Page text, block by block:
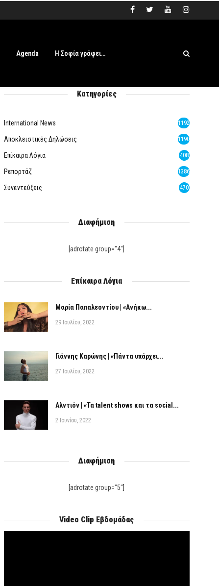
Agenda Η Σοφία γράφει…
Κατηγορίες
International News 1192
Αποκλειστικές Δηλώσεις 1190
Επίκαιρα Λόγια 408
Ρεπορτάζ 1386
Συνεντεύξεις 470
Διαφήμιση
[adrotate group="4"]
Επίκαιρα Λόγια
Μαρία Παπαλεοντίου | «Ανήκω...
29 Ιουλίου, 2022
Γιάννης Καρώνης | «Πάντα υπάρχει...
27 Ιουλίου, 2022
Αλντιόν | «Τα talent shows και τα social...
2 Ιουνίου, 2022
Διαφήμιση
[adrotate group="5"]
Video Clip Εβδομάδας